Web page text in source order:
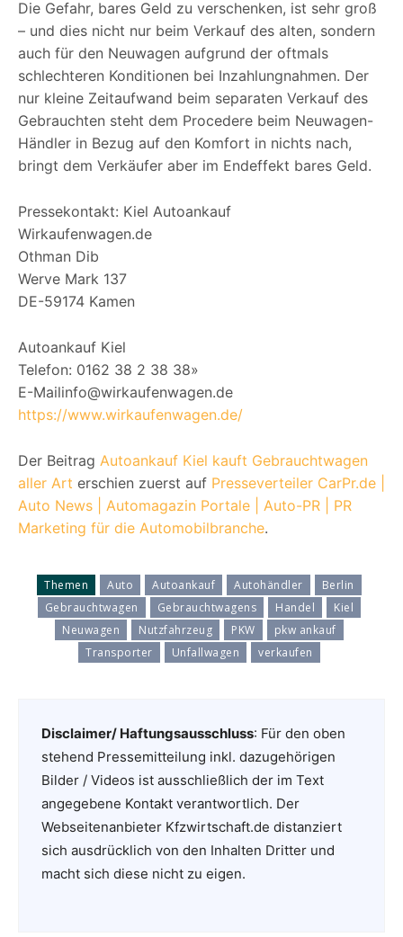
Die Gefahr, bares Geld zu verschenken, ist sehr groß
– und dies nicht nur beim Verkauf des alten, sondern
auch für den Neuwagen aufgrund der oftmals
schlechteren Konditionen bei Inzahlungnahmen. Der
nur kleine Zeitaufwand beim separaten Verkauf des
Gebrauchten steht dem Procedere beim Neuwagen-
Händler in Bezug auf den Komfort in nichts nach,
bringt dem Verkäufer aber im Endeffekt bares Geld.
Pressekontakt: Kiel Autoankauf
Wirkaufenwagen.de
Othman Dib
Werve Mark 137
DE-59174 Kamen
Autoankauf Kiel
Telefon: 0162 38 2 38 38»
E-Mailinfo@wirkaufenwagen.de
https://www.wirkaufenwagen.de/
Der Beitrag Autoankauf Kiel kauft Gebrauchtwagen
aller Art erschien zuerst auf Presseverteiler CarPr.de |
Auto News | Automagazin Portale | Auto-PR | PR
Marketing für die Automobilbranche.
Themen Auto Autoankauf Autohändler
Berlin
Gebrauchtwagen
Gebrauchtwagens Handel
Kiel
Neuwagen
Nutzfahrzeug PKW
pkw ankauf
Transporter
Unfallwagen verkaufen
Disclaimer/ Haftungsausschluss: Für den oben
stehend Pressemitteilung inkl. dazugehörigen
Bilder / Videos ist ausschließlich der im Text
angegebene Kontakt verantwortlich. Der
Webseitenanbieter Kfzwirtschaft.de distanziert
sich ausdrücklich von den Inhalten Dritter und
macht sich diese nicht zu eigen.